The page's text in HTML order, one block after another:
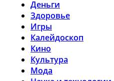
Деньги
Здоровье
Игры
Калейдоскоп
Кино
Культура
Мода